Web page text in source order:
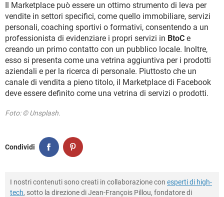
Il Marketplace può essere un ottimo strumento di leva per
vendite in settori specifici, come quello immobiliare, servizi
personali, coaching sportivi o formativi, consentendo a un
professionista di evidenziare i propri servizi in BtoC e
creando un primo contatto con un pubblico locale. Inoltre,
esso si presenta come una vetrina aggiuntiva per i prodotti
aziendali e per la ricerca di personale. Piuttosto che un
canale di vendita a pieno titolo, il Marketplace di Facebook
deve essere definito come una vetrina di servizi o prodotti.
Foto: © Unsplash.
Condividi
I nostri contenuti sono creati in collaborazione con esperti di high-
tech, sotto la direzione di Jean-François Pillou, fondatore di